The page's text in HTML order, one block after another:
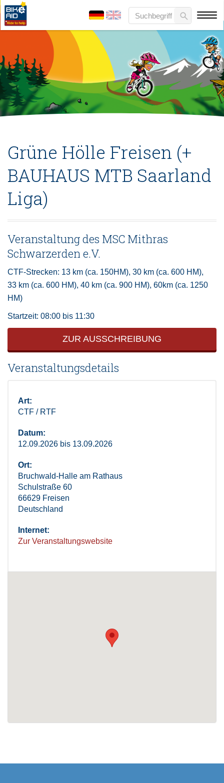
Grüne Hölle Freisen (+
BAUHAUS MTB Saarland
Liga)
Veranstaltung des MSC Mithras
Schwarzerden e.V.
CTF-Strecken: 13 km (ca. 150HM), 30 km (ca. 600 HM),
33 km (ca. 600 HM), 40 km (ca. 900 HM), 60km (ca. 1250
HM)
Startzeit: 08:00 bis 11:30
ZUR AUSSCHREIBUNG
Veranstaltungsdetails
Art:
CTF / RTF
Datum:
12.09.2026 bis 13.09.2026
Ort:
Bruchwald-Halle am Rathaus
Schulstraße 60
66629 Freisen
Deutschland
Internet:
Zur Veranstaltungswebsite